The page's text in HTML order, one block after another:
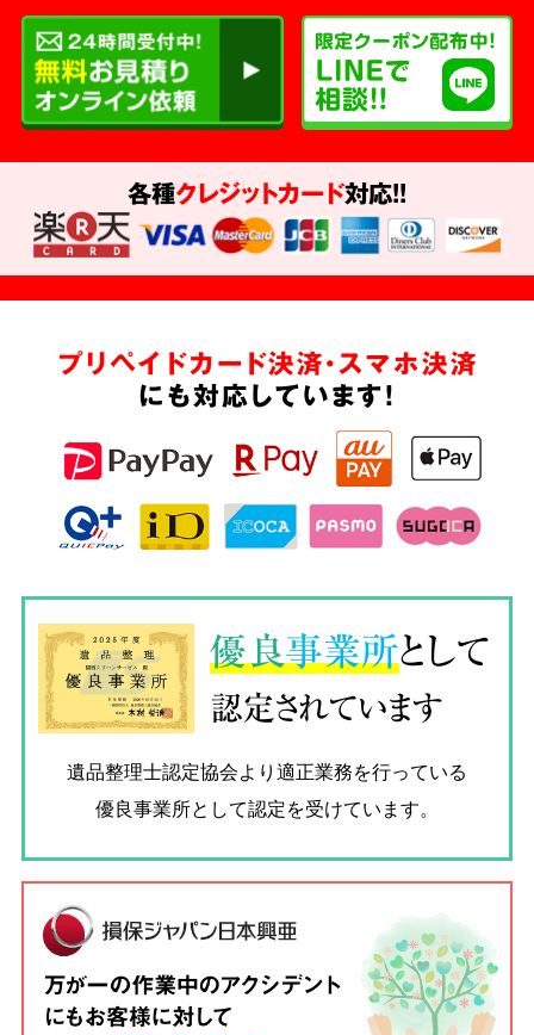
各種クレジットカード対応!!
プリペイドカード決済・スマホ決済
にも対応しています!
優良事業所として
認定されています
遺品整理士認定協会より適正業務を行っている
優良事業所として認定を受けています。